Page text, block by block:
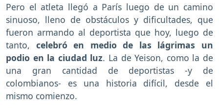
Pero el atleta llegó a París luego de un camino
sinuoso, lleno de obstáculos y dificultades, que
fueron armando al deportista que hoy, luego de
tanto, celebró en medio de las lágrimas un
podio en la ciudad luz. La de Yeison, como la de
una gran cantidad de deportistas -y de
colombianos- es una historia difícil, desde el
mismo comienzo.